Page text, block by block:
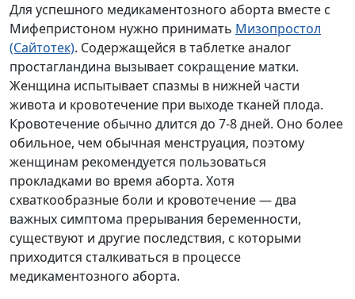
Для успешного медикаментозного аборта вместе с
Мифепристоном нужно принимать Мизопростол
(Сайтотек). Содержащейся в таблетке аналог
простагландина вызывает сокращение матки.
Женщина испытывает спазмы в нижней части
живота и кровотечение при выходе тканей плода.
Кровотечение обычно длится до 7-8 дней. Оно более
обильное, чем обычная менструация, поэтому
женщинам рекомендуется пользоваться
прокладками во время аборта. Хотя
схваткообразные боли и кровотечение — два
важных симптома прерывания беременности,
существуют и другие последствия, с которыми
приходится сталкиваться в процессе
медикаментозного аборта.